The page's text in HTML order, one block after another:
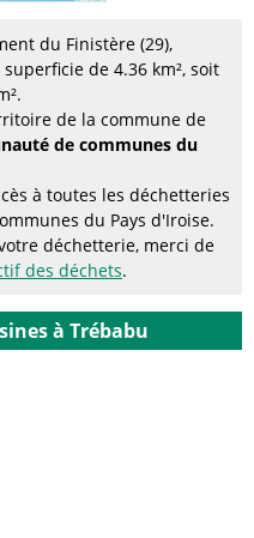
du Finistère (29),
de 4.36 km², soit
de la commune de
de communes du
à toutes les déchetteries
du Pays d'Iroise.
déchetterie, merci de
des déchets.
à Trébabu